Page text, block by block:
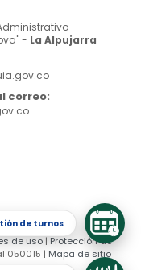
de turnos
- La Alpujarra
correo:
de uso | Protección de
050015 | Mapa de sitio